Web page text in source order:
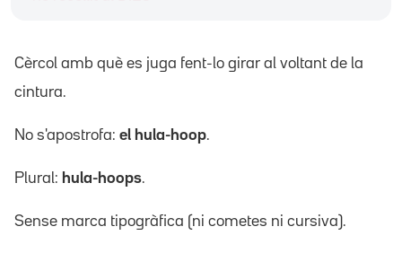
Cèrcol amb què es juga fent-lo girar al voltant de la
cintura.
No s'apostrofa: el hula-hoop.
Plural: hula-hoops.
Sense marca tipogràfica (ni cometes ni cursiva).